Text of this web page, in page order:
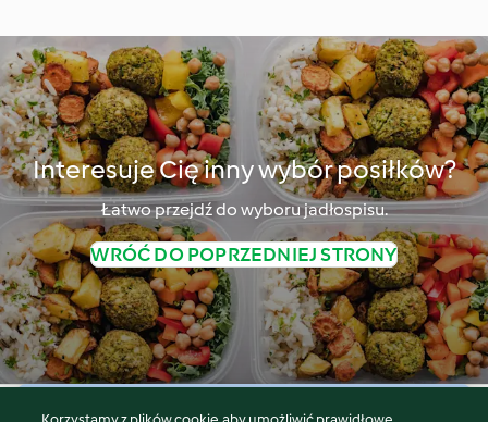
Interesuje Cię inny wybór posiłków?
Łatwo przejdź do wyboru jadłospisu.
WRÓĆ DO POPRZEDNIEJ STRONY